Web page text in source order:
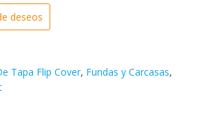
deseos
Tapa Flip Cover, Fundas y Carcasas,